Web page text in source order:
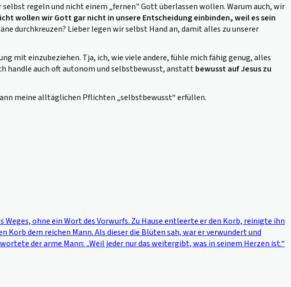
selbst regeln und nicht einem „fernen"Gott überlassen wollen.Warum auch, wir
wollen wir Gott gar nicht in unsere Entscheidung einbinden, weil es sein
durchkreuzen? Lieber legen wir selbst Hand an, damit alles zu unserer
mit einzubeziehen. Tja, ich, wie viele andere, fühle mich fähig genug, alles
handle auch oft autonom und selbstbewusst, anstattbewusst auf Jesus zu
meine alltäglichen Pflichten „selbstbewusst“erfüllen.
ohne ein Wort des Vorwurfs. Zu Hause entleerte er den Korb, reinigte ihn
dem reichen Mann. Als dieser die Blüten sah, war er verwundert und
der arme Mann: „Weil jeder nur das weitergibt, was in seinem Herzen ist.“